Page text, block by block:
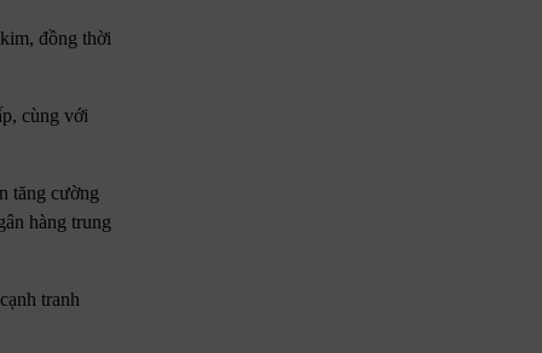
đồng thời
cùng với
tăng cường
hàng trung
tranh